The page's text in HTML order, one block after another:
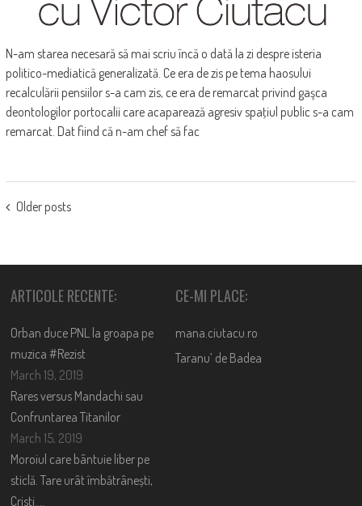
N-am starea necesară să mai scriu încă o dată la zi despre isteria
politico-mediatică generalizată. Ce era de zis pe tema haosului
recalculării pensiilor s-a cam zis, ce era de remarcat privind gaşca
deontologilor portocalii care acaparează agresiv spaţiul public s-a cam
remarcat. Dat fiind că n-am chef să fac
POSTS
Older posts
ARTICOLE RECENTE:
Orban duce PNL la groapa pe
muzica #Rezist
March 19, 2019
Rares versus Mandachi sau
Confruntarea Titanilor
March 15, 2019
Moroiul care bântuie liber pe
sticlă. Tare urât îmbătrânești,
Cristi….
CE-MI PLACE:
mana.ciutacu.ro
Taranu’ de Badea